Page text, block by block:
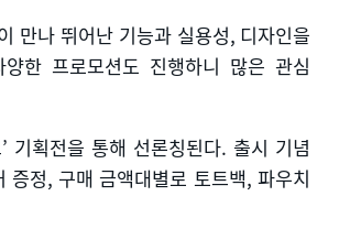
만나 뛰어난 기능과 실용성, 디자인을
한 프로모션도 진행하니 많은 관심
’ 기획전을 통해 선론칭된다. 출시 기념
증정, 구매 금액대별로 토트백, 파우치